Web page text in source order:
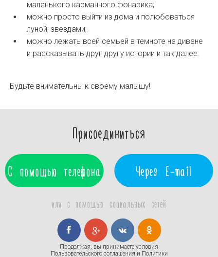
маленького карманного фонарика;
можно просто выйти из дома и полюбоваться
луной, звездами;
можно лежать всей семьей в темноте на диване
и рассказывать друг другу истории и так далее.
Будьте внимательны к своему малышу!
Присоединиться
С помощью телефона Через E-mail
или с помощью социальных сетей
Продолжая, вы принимаете условия
Пользовательского соглашения и Политики